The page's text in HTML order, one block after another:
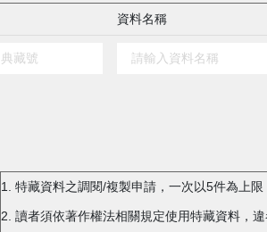
資料名稱
1. 特藏資料之調閱/複製申請，一次以5件為上
2. 讀者須依著作權法相關規定使用特藏資料，違